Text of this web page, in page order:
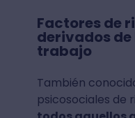
Factores de
derivados
trabajo
También
psicosociales de